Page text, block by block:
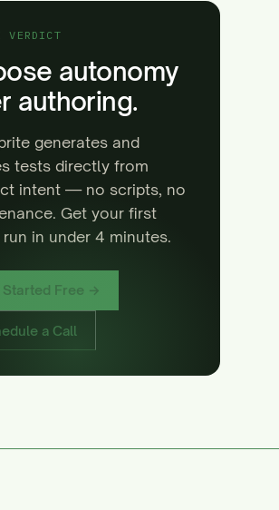
autonomy
authoring.
generates and
tests directly from
intent — no scripts, no
Get your first
in under 4 minutes.
Started Free →
a Call